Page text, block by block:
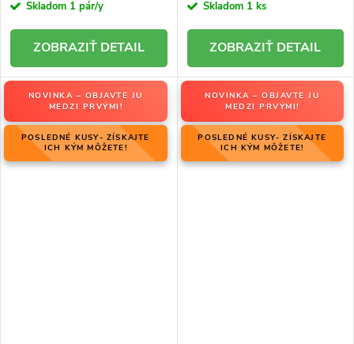
Skladom 1 pár/y
DETAIL
Skladom 1 ks
DETAIL
NOVINKA – OBJAVTE JU
MEDZI PRVÝMI!
POSLEDNÉ KUSY- ZÍSKAJTE
ICH KÝM MÔŽETE!
NOVINKA – OBJAVTE JU
MEDZI PRVÝMI!
POSLEDNÉ KUSY- ZÍSKAJTE
ICH KÝM MÔŽETE!